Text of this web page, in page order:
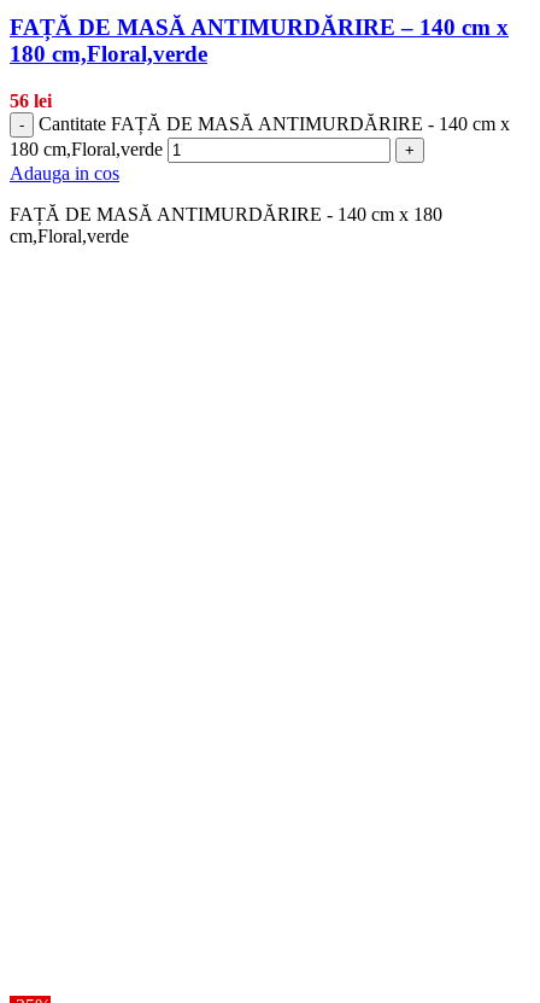
FAȚĂ DE MASĂ ANTIMURDĂRIRE – 140 cm x
180 cm,Floral,verde
56 lei
-
Cantitate FAȚĂ DE MASĂ ANTIMURDĂRIRE - 140 cm x
180 cm,Floral,verde
+
Adauga in cos
FAȚĂ DE MASĂ ANTIMURDĂRIRE - 140 cm x 180
cm,Floral,verde